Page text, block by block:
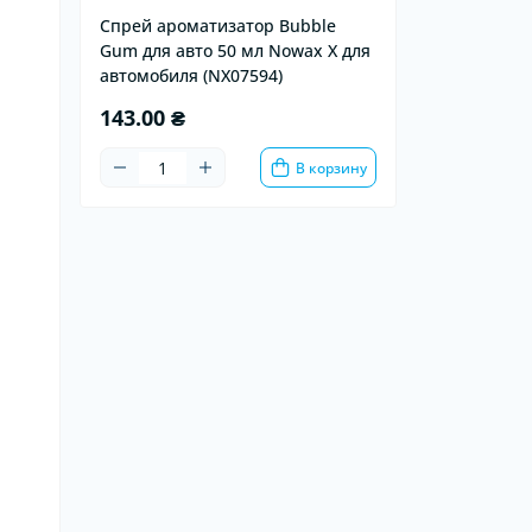
Спрей ароматизатор Bubble
Gum для авто 50 мл Nowax X для
автомобиля (NX07594)
143.00 ₴
В корзину